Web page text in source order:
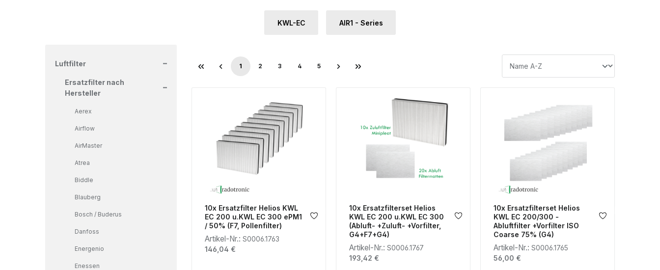
KWL-EC AIR1 - Series
Luftfilter
Ersatzfilter nach
Hersteller
Aerex
Airflow
AirMaster
Atrea
Biddle
Blauberg
Bosch / Buderus
Danfoss
Energenio
Enessen
Seite
1 Seite
2 Seite
3 Seite
4 Seite
5
10x Ersatzfilter Helios KWL
EC 200 u.KWL EC 300 ePM1
/ 50% (F7, Pollenfilter)
Artikel-Nr.: S0006.1763
Regulärer Preis:
146,04 €
10x Ersatzfilterset Helios
KWL EC 200 u.KWL EC 300
(Abluft- +Zuluft- +Vorfilter,
G4+F7+G4)
Artikel-Nr.: S0006.1767
Regulärer Preis:
193,42 €
10x Ersatzfilterset Helios
KWL EC 200/300 -
Abluftfilter +Vorfilter ISO
Coarse 75% (G4)
Artikel-Nr.: S0006.1765
Regulärer Preis:
56,00 €